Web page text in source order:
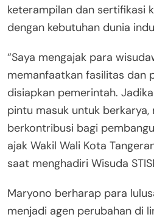
keterampilan dan sertifikasi
dengan kebutuhan dunia
“Saya mengajak para
memanfaatkan fasilitas dan
disiapkan pemerintah.
pintu masuk untuk berkarya,
berkontribusi bagi
ajak Wakil Wali Kota
saat menghadiri Wisuda
Maryono berharap para
menjadi agen perubahan di